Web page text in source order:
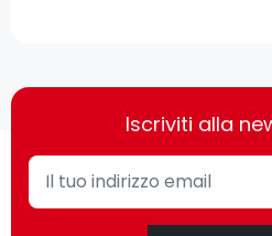
Iscriviti alla